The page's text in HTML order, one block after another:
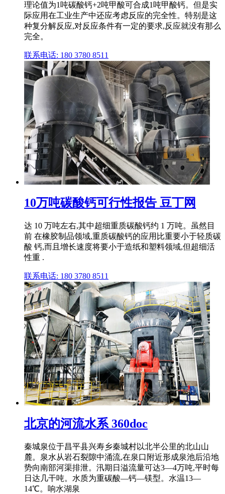
理论值为1吨碳酸钙+2吨甲酸可合成1吨甲酸钙。但是实
际应用在工业生产中还应考虑反应的完全性。特别是这
种复分解反应,对反应条件有一定的要求,反应就没有那么
完全。
联系电话: 180 3780 8511
10万吨碳酸钙可行性报告 豆丁网
达 10 万吨左右,其中超细重质碳酸钙约 1 万吨。虽然目
前 在橡胶制品领域,重质碳酸钙的应用比重要小于轻质碳
酸 钙,而且增长速度将要小于造纸和塑料领域,但超细活
性重 .
联系电话: 180 3780 8511
北京的河流水系 360doc
秦城泉位于昌平县兴寿乡秦城村以北半公里的北山山
麓。泉水从岩石裂隙中涌流,在泉口附近形成泉池后沿地
势向南部河渠排泄。汛期日溢流量可达3—4万吨,平时每
日达几干吨。水质为重碳酸—钙—镁型。水温13—
14℃。响水湖泉